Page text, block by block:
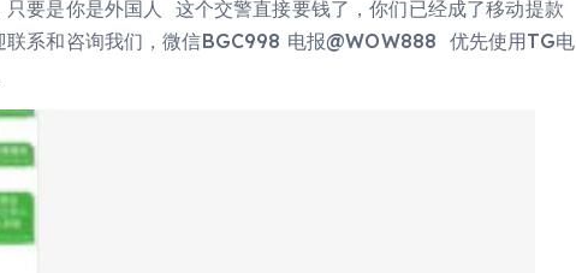
要是你是外国人 这个交警直接要钱了，你们已经成了移动提款
联系和咨询我们，微信BGC998 电报@WOW888 优先使用TG电